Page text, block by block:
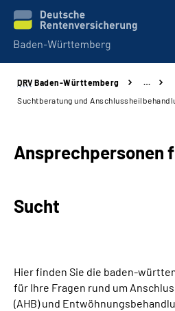
Beratung und Kontakt
Online-Services
Karriere
Über uns
DRV Baden-Württemberg
…
Suchtberatung und
Ansprechpersonen
Sucht
Hier finden Sie die baden-
für Ihre Fragen rund um
(AHB) und